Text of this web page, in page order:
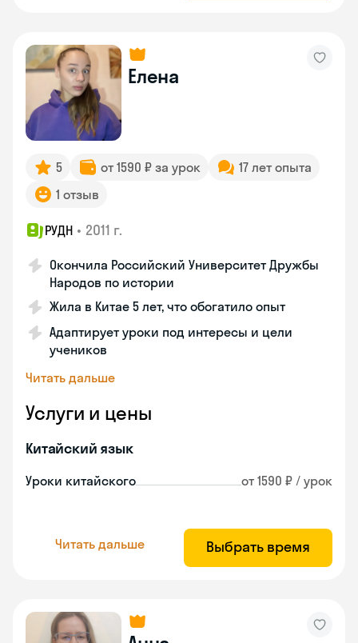
Елена
5 от 1590 ₽ за урок
17 лет опыта
1 отзыв
РУДН • 2011 г.
Окончила Российский Университет Дружбы
Народов по истории
Жила в Китае 5 лет, что обогатило опыт
Адаптирует уроки под интересы и цели
учеников
Читать дальше
Услуги и цены
Китайский язык
Уроки китайского от 1590 ₽ / урок
Читать дальше Выбрать время